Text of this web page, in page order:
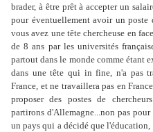
brader, à être prêt à accepter un
pour éventuellement avoir un poste
vous avez une tête chercheuse en
de 8 ans par les universités
partout dans le monde comme étant
dans une tête qui in fine, n'a pas
France, et ne travaillera pas en
proposer des postes de
partirons d'Allemagne...non pas
un pays qui a décidé que